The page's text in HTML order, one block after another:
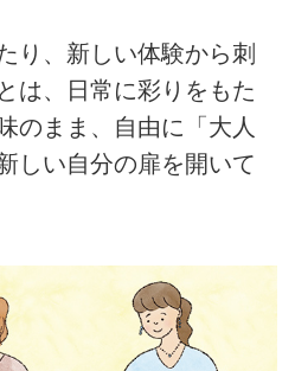
り、新しい体験から刺
は、日常に彩りをもた
のまま、自由に「大人
しい自分の扉を開いて